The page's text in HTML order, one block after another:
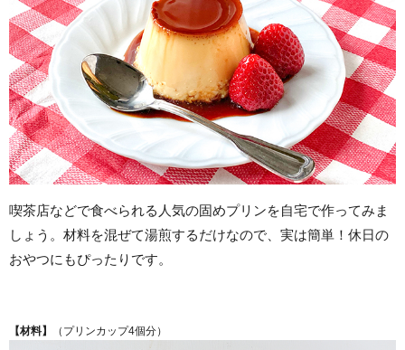
喫茶店などで食べられる人気の固めプリンを自宅で作ってみま
しょう。材料を混ぜて湯煎するだけなので、実は簡単！休日の
おやつにもぴったりです。
【材料】 （プリンカップ4個分）